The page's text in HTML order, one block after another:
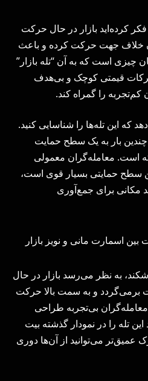
کرده‌اید بازار در حال حرکت
خلاف جهت حرکت کرده و باعث
است که به آن “تله بازار”
قیمتی کوچک و بی‌هدف
را گمراه کند.
که این تله‌ها را شناسایی کنید.
بار به یک سطح حمایت
است. معامله‌گران معمولی
سطح حمایتی بسیار قوی است،
مکانی برای جمع‌آوری
به نظر می‌رسد بازار در حال
برمی‌گردد و به سمت بالا حرکت
بی‌تجربه طراحی
این تله را در نمودار گذشته بیت
عمیق‌تر می‌توانید از آن‌ها دوری